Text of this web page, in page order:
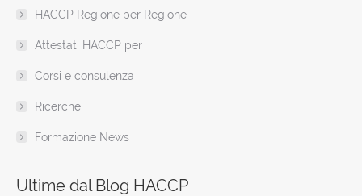
HACCP Regione per Regione
Attestati HACCP per
Corsi e consulenza
Ricerche
Formazione News
Ultime dal Blog HACCP